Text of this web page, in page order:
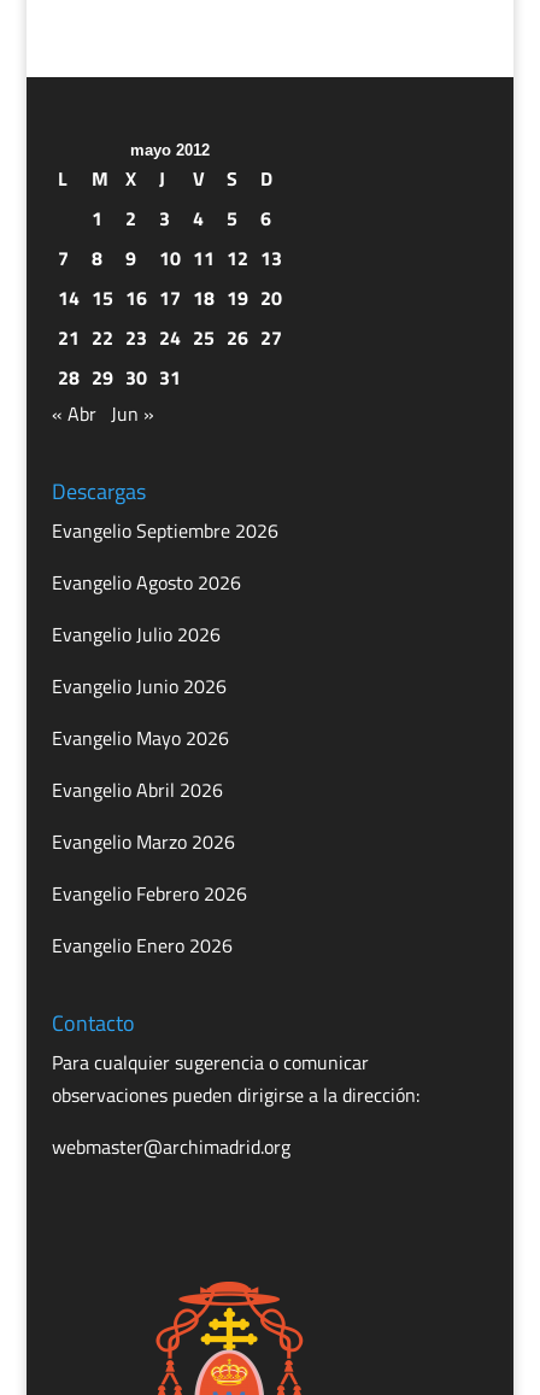
mayo 2012
L M X J V S
D
1
2 3 4 5
6
7
8 9 10 11 12 13
14 15 16 17 18 19 20
21 22 23 24 25 26 27
28 29 30 31
« Abr Jun »
Descargas
Evangelio Septiembre 2026
Evangelio Agosto 2026
Evangelio Julio 2026
Evangelio Junio 2026
Evangelio Mayo 2026
Evangelio Abril 2026
Evangelio Marzo 2026
Evangelio Febrero 2026
Evangelio Enero 2026
Contacto
Para cualquier sugerencia o comunicar
observaciones pueden dirigirse a la dirección:
webmaster@archimadrid.org